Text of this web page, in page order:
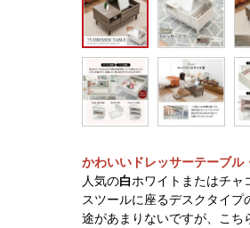
かわいいドレッサーテーブル
人気の白ホワイトまたはチャ
スツールに座るデスクタイ
途があまりないですが、こち